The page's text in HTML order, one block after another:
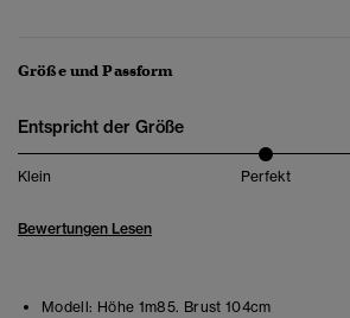
Größe und Passform
Entspricht der Größe
Klein Perfekt
Bewertungen Lesen
Modell: Höhe 1m85. Brust 104cm